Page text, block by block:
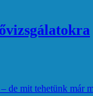
de mit tehetünk már